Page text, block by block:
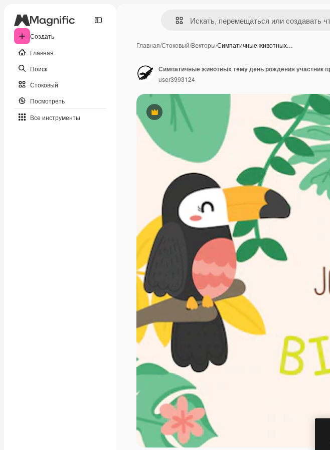
Создать
Главная
Поиск
Стоковый
Посмотреть
Все инструменты
Главная/Стоковый/Векторы/Симпатичные животных…
Премиум
user3993124